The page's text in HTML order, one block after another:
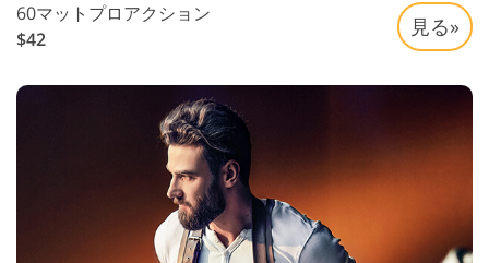
60マットプロアクション
$42
見る»